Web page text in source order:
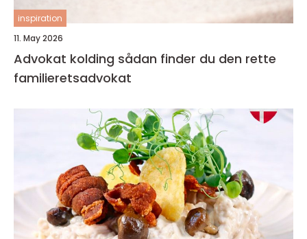
inspiration
11. May 2026
Advokat kolding sådan finder du den rette
familieretsadvokat